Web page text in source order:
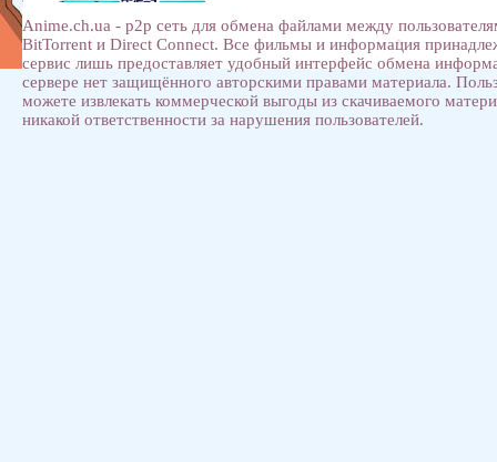
Anime.ch.ua - p2p сеть для обмена файлами между
BitTorrent и Direct Connect. Все фильмы и информация
сервис лишь предоставляет удобный интерфейс обмена
сервере нет защищённого авторскими правами материала.
можете извлекать коммерческой выгоды из скачиваемого
никакой ответственности за нарушения пользователей.